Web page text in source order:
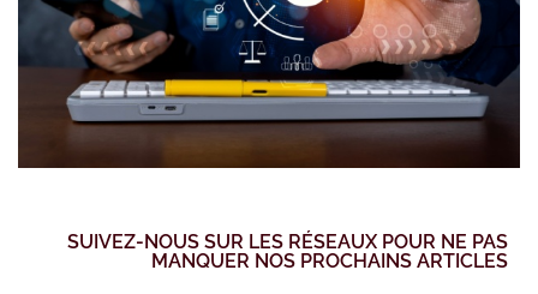
SUIVEZ-NOUS SUR LES RÉSEAUX POUR NE PAS
MANQUER NOS PROCHAINS ARTICLES